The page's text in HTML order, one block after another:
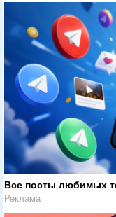
Все посты любимых
Реклама